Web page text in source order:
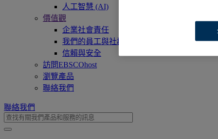
人工智慧 (AI)
價值觀
企業社會責任
我們的員工與社群
信賴與安全
訪問EBSCOhost
瀏覽產品
聯絡我們
聯絡我們